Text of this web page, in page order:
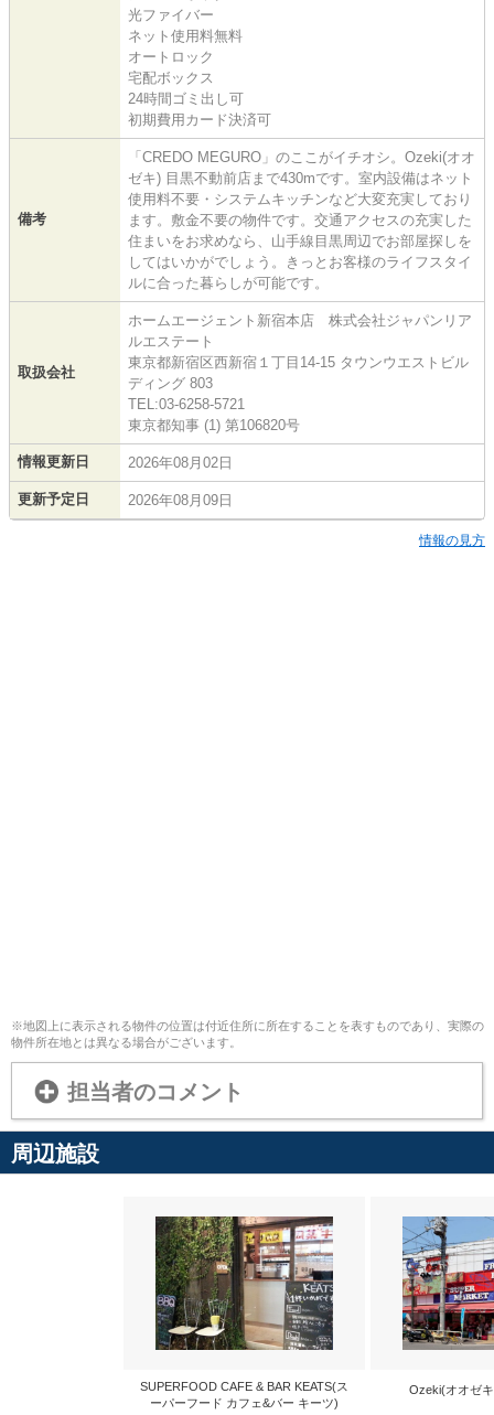
光ファイバー
ネット使用料無料
オートロック
宅配ボックス
24時間ゴミ出し可
初期費用カード決済可
備考
「CREDO MEGURO」のここがイチオシ。Ozeki(オオ
ゼキ) 目黒不動前店まで430mです。室内設備はネット
使用料不要・システムキッチンなど大変充実しており
ます。敷金不要の物件です。交通アクセスの充実した
住まいをお求めなら、山手線目黒周辺でお部屋探しを
してはいかがでしょう。きっとお客様のライフスタイ
ルに合った暮らしが可能です。
取扱会社
ホームエージェント新宿本店 株式会社ジャパンリア
ルエステート
東京都新宿区西新宿１丁目14-15 タウンウエストビル
ディング 803
TEL:03-6258-5721
東京都知事 (1) 第106820号
情報更新日 2026年08月02日
更新予定日 2026年08月09日
情報の見方
※地図上に表示される物件の位置は付近住所に所在することを表すものであり、実際の
物件所在地とは異なる場合がございます。
担当者のコメント
周辺施設
SUPERFOOD CAFE & BAR KEATS(ス
ーパーフード カフェ&バー キーツ)
Ozeki(オオゼ